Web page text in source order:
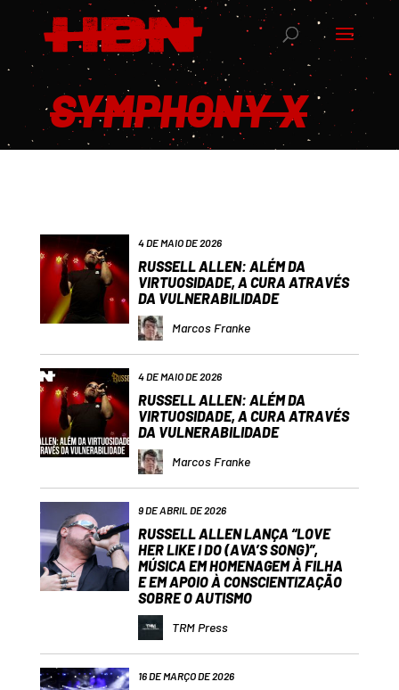
SYMPHONY X
4 DE MAIO DE 2026
RUSSELL ALLEN: ALÉM DA
VIRTUOSIDADE, A CURA ATRAVÉS
DA VULNERABILIDADE
Marcos Franke
4 DE MAIO DE 2026
RUSSELL ALLEN: ALÉM DA
VIRTUOSIDADE, A CURA ATRAVÉS
DA VULNERABILIDADE
Marcos Franke
9 DE ABRIL DE 2026
RUSSELL ALLEN LANÇA “LOVE
HER LIKE I DO (AVA’S SONG)”,
MÚSICA EM HOMENAGEM À FILHA
E EM APOIO À CONSCIENTIZAÇÃO
SOBRE O AUTISMO
TRM Press
16 DE MARÇO DE 2026